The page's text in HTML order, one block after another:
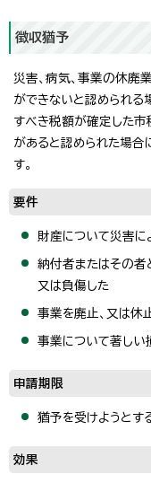
徴収猶予
災害、病気、事業の休廃
ができないと認められる
すべき税額が確定した市
があると認められた場合に
す。
要件
財産について災害に
納付者またはその者
又は負傷した
事業を廃止、又は休
事業について著しい
申請期限
猶予を受けようとす
効果